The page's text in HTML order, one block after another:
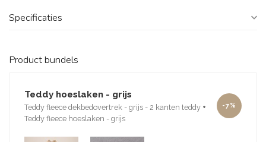
Specificaties
Product bundels
Teddy hoeslaken - grijs
Teddy fleece dekbedovertrek - grijs - 2 kanten teddy +
Teddy fleece hoeslaken - grijs
-7%